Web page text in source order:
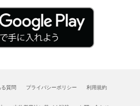
る質問 プライバシーポリシー 利用規約